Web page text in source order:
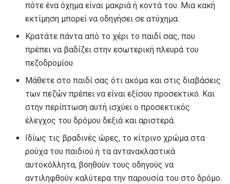
πότε ένα όχημα είναι μακριά ή κοντά του. Μια κακή
εκτίμηση μπορεί να οδηγήσει σε ατύχημα.
Κρατάτε πάντα από το χέρι το παιδί σας, που
πρέπει να βαδίζει στην εσωτερική πλευρά του
πεζοδρομίου.
Μάθετε στο παιδί σας ότι ακόμα και στις διαβάσεις
των πεζών πρέπει να είναι εξίσου προσεκτικό. Και
στην περίπτωση αυτή ισχύει ο προσεκτικός
έλεγχος του δρόμου δεξιά και αριστερά.
Ιδίως τις βραδινές ώρες, το κίτρινο χρώμα στα
ρούχα του παιδιού ή τα αντανακλαστικά
αυτοκόλλητα, βοηθούν τους οδηγούς να
αντιληφθούν καλύτερα την παρουσία του στο δρόμο.